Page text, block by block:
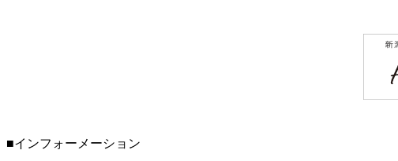
■インフォーメーション